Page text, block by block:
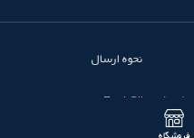
نحوه ارسال